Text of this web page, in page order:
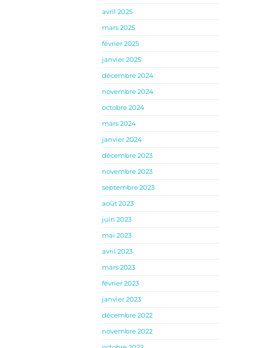
avril 2025
mars 2025
février 2025
janvier 2025
décembre 2024
novembre 2024
octobre 2024
mars 2024
janvier 2024
décembre 2023
novembre 2023
septembre 2023
août 2023
juin 2023
mai 2023
avril 2023
mars 2023
février 2023
janvier 2023
décembre 2022
novembre 2022